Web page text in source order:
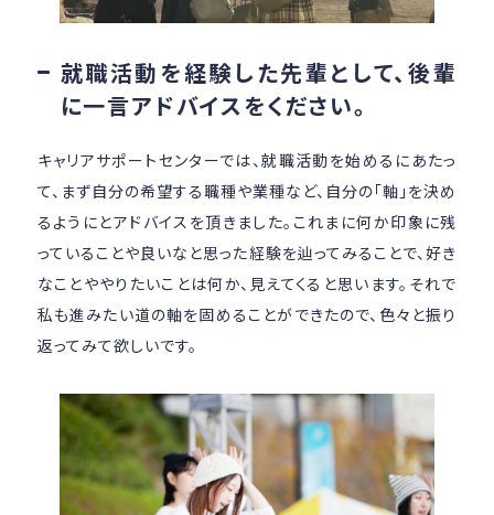
就職活動を経験した先輩として、後輩
に一言アドバイスをください。
キャリアサポートセンターでは、就職活動を始めるにあたっ
て、まず自分の希望する職種や業種など、自分の「軸」を決め
るようにとアドバイスを頂きました。これまに何か印象に残
っていることや良いなと思った経験を辿ってみることで、好き
なことややりたいことは何か、見えてくると思います。それで
私も進みたい道の軸を固めることができたので、色々と振り
返ってみて欲しいです。